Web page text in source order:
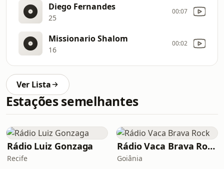
Diego Fernandes
25
00:07
Missionario Shalom
16
00:02
Ver Lista
Estações semelhantes
Rádio Luiz Gonzaga
Recife
Rádio Vaca Brava Rock
Goiânia